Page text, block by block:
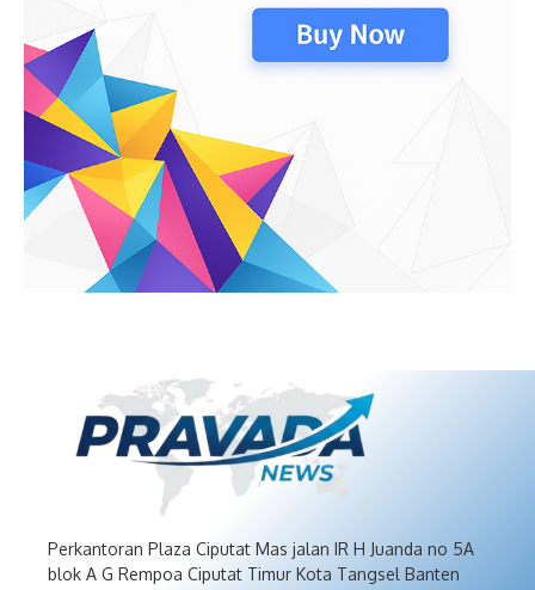
Perkantoran Plaza Ciputat Mas jalan IR H Juanda no 5A
blok A G Rempoa Ciputat Timur Kota Tangsel Banten